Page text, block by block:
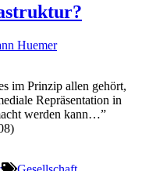
Huemer
im Prinzip allen gehört,
Repräsentation in
werden kann…”